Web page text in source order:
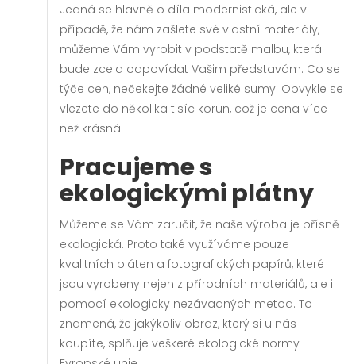
Jedná se hlavně o díla modernistická, ale v
případě, že nám zašlete své vlastní materiály,
můžeme Vám vyrobit v podstatě malbu, která
bude zcela odpovídat Vašim představám. Co se
týče cen, nečekejte žádné veliké sumy. Obvykle se
vlezete do několika tisíc korun, což je cena více
než krásná.
Pracujeme s
ekologickými plátny
Můžeme se Vám zaručit, že naše výroba je přísně
ekologická. Proto také využíváme pouze
kvalitních pláten a fotografických papírů, které
jsou vyrobeny nejen z přírodních materiálů, ale i
pomocí ekologicky nezávadných metod. To
znamená, že jakýkoliv obraz, který si u nás
koupíte, splňuje veškeré ekologické normy